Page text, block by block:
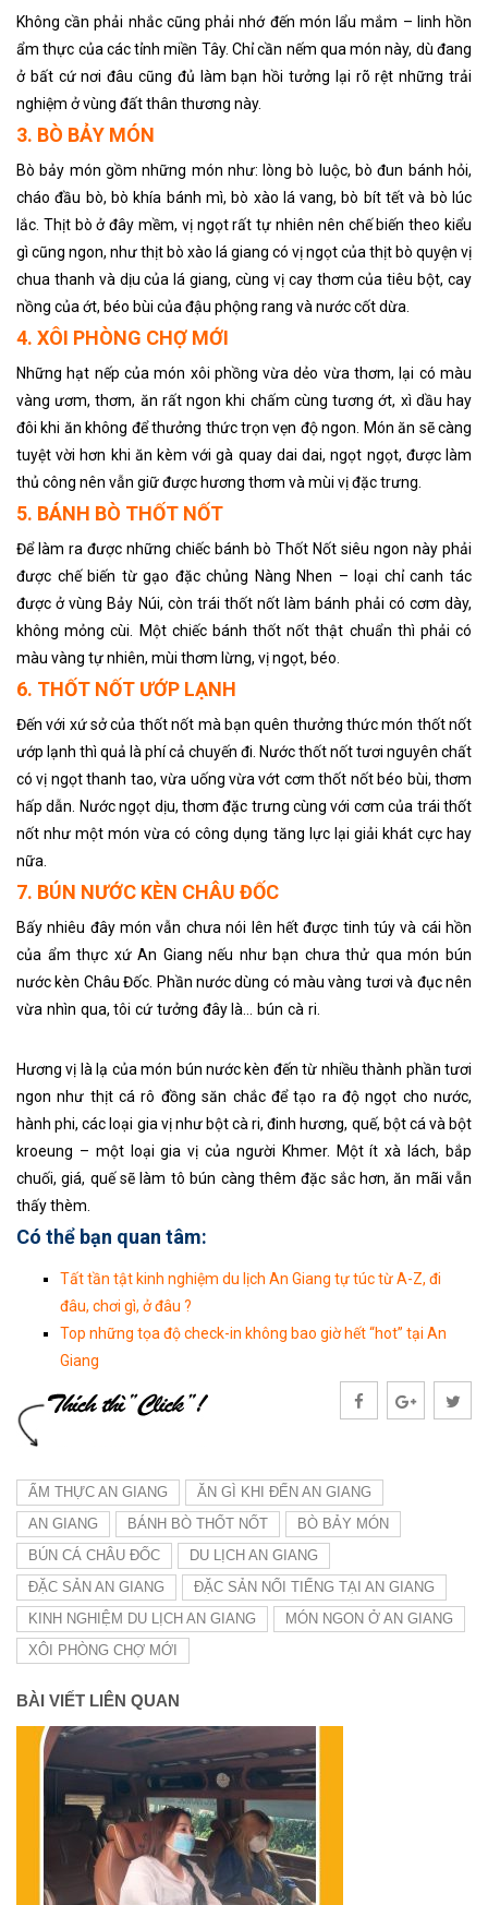
Không cần phải nhắc cũng phải nhớ đến món lẩu mắm – linh hồn
ẩm thực của các tỉnh miền Tây. Chỉ cần nếm qua món này, dù đang
ở bất cứ nơi đâu cũng đủ làm bạn hồi tưởng lại rõ rệt những trải
nghiệm ở vùng đất thân thương này.
3. BÒ BẢY MÓN
Bò bảy món gồm những món như: lòng bò luộc, bò đun bánh hỏi,
cháo đầu bò, bò khía bánh mì, bò xào lá vang, bò bít tết và bò lúc
lắc. Thịt bò ở đây mềm, vị ngọt rất tự nhiên nên chế biến theo kiểu
gì cũng ngon, như thịt bò xào lá giang có vị ngọt của thịt bò quyện vị
chua thanh và dịu của lá giang, cùng vị cay thơm của tiêu bột, cay
nồng của ớt, béo bùi của đậu phộng rang và nước cốt dừa.
4. XÔI PHÒNG CHỢ MỚI
Những hạt nếp của món xôi phồng vừa dẻo vừa thơm, lại có màu
vàng ươm, thơm, ăn rất ngon khi chấm cùng tương ớt, xì dầu hay
đôi khi ăn không để thưởng thức trọn vẹn độ ngon. Món ăn sẽ càng
tuyệt vời hơn khi ăn kèm với gà quay dai dai, ngọt ngọt, được làm
thủ công nên vẫn giữ được hương thơm và mùi vị đặc trưng.
5. BÁNH BÒ THỐT NỐT
Để làm ra được những chiếc bánh bò Thốt Nốt siêu ngon này phải
được chế biến từ gạo đặc chủng Nàng Nhen – loại chỉ canh tác
được ở vùng Bảy Núi, còn trái thốt nốt làm bánh phải có cơm dày,
không mỏng cùi. Một chiếc bánh thốt nốt thật chuẩn thì phải có
màu vàng tự nhiên, mùi thơm lừng, vị ngọt, béo.
6. THỐT NỐT ƯỚP LẠNH
Đến với xứ sở của thốt nốt mà bạn quên thưởng thức món thốt nốt
ướp lạnh thì quả là phí cả chuyến đi. Nước thốt nốt tươi nguyên chất
có vị ngọt thanh tao, vừa uống vừa vớt cơm thốt nốt béo bùi, thơm
hấp dẫn. Nước ngọt dịu, thơm đặc trưng cùng với cơm của trái thốt
nốt như một món vừa có công dụng tăng lực lại giải khát cực hay
nữa.
7. BÚN NƯỚC KÈN CHÂU ĐỐC
Bấy nhiêu đây món vẫn chưa nói lên hết được tinh túy và cái hồn
của ẩm thực xứ An Giang nếu như bạn chưa thử qua món bún
nước kèn Châu Đốc. Phần nước dùng có màu vàng tươi và đục nên
vừa nhìn qua, tôi cứ tưởng đây là… bún cà ri.
Hương vị là lạ của món bún nước kèn đến từ nhiều thành phần tươi
ngon như thịt cá rô đồng săn chắc để tạo ra độ ngọt cho nước,
hành phi, các loại gia vị như bột cà ri, đinh hương, quế, bột cá và bột
kroeung – một loại gia vị của người Khmer. Một ít xà lách, bắp
chuối, giá, quế sẽ làm tô bún càng thêm đặc sắc hơn, ăn mãi vẫn
thấy thèm.
Có thể bạn quan tâm:
Tất tần tật kinh nghiệm du lịch An Giang tự túc từ A-Z, đi
đâu, chơi gì, ở đâu ?
Top những tọa độ check-in không bao giờ hết “hot” tại An
Giang
ẨM THỰC AN GIANG
ĂN GÌ KHI ĐẾN AN GIANG
AN GIANG
BÁNH BÒ THỐT NỐT
BÒ BẢY MÓN
BÚN CÁ CHÂU ĐỐC
DU LỊCH AN GIANG
ĐẶC SẢN AN GIANG
ĐẶC SẢN NỔI TIẾNG TẠI AN GIANG
KINH NGHIỆM DU LỊCH AN GIANG
MÓN NGON Ở AN GIANG
XÔI PHÒNG CHỢ MỚI
BÀI VIẾT LIÊN QUAN